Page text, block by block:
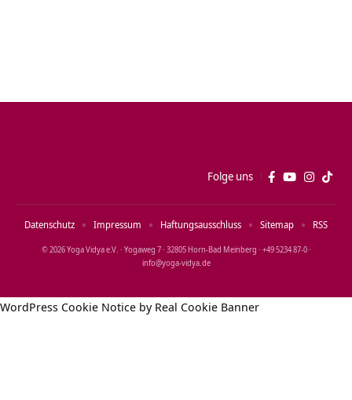
Folge uns
© 2026 Yoga Vidya e.V. · Yogaweg 7 · 32805 Horn‑Bad Meinberg · +49 5234 87‑0 ·
info@yoga‑vidya.de
Datenschutz Impressum Haftungsausschluss Sitemap RSS
WordPress Cookie Notice by Real Cookie Banner